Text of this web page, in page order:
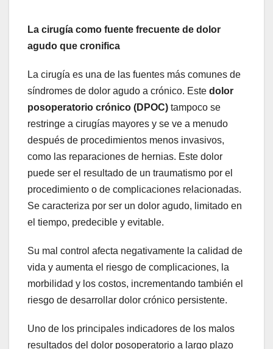
La cirugía como fuente frecuente de dolor
agudo que cronifica
La cirugía es una de las fuentes más comunes de
síndromes de dolor agudo a crónico. Este dolor
posoperatorio crónico (DPOC) tampoco se
restringe a cirugías mayores y se ve a menudo
después de procedimientos menos invasivos,
como las reparaciones de hernias. Este dolor
puede ser el resultado de un traumatismo por el
procedimiento o de complicaciones relacionadas.
Se caracteriza por ser un dolor agudo, limitado en
el tiempo, predecible y evitable.
Su mal control afecta negativamente la calidad de
vida y aumenta el riesgo de complicaciones, la
morbilidad y los costos, incrementando también el
riesgo de desarrollar dolor crónico persistente.
Uno de los principales indicadores de los malos
resultados del dolor posoperatorio a largo plazo